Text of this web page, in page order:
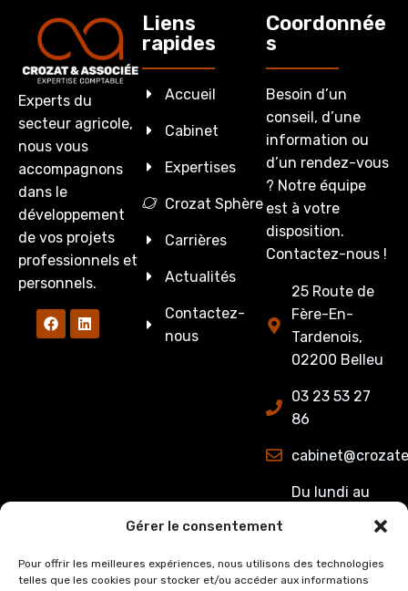
Gérer le consentement
Pour offrir les meilleures expériences, nous utilisons des technologies
telles que les cookies pour stocker et/ou accéder aux informations
Experts du
secteur agricole,
nous vous
accompagnons
dans le
développement
de vos projets
professionnels et
personnels.
Liens
rapides
Accueil
Cabinet
Expertises
Crozat Sphère
Carrières
Actualités
Contactez-
nous
Coordonnée
s
Besoin d’un
conseil, d’une
information ou
d’un rendez-vous
? Notre équipe
est à votre
disposition.
Contactez-nous !
25 Route de
Fère-En-
Tardenois,
02200 Belleu
03 23 53 27
86
Du lundi au
8h00 à 12h15
et de 13h15 à
17h00.